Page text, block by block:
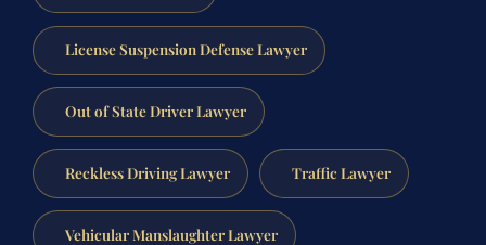
License Suspension Defense Lawyer
Out of State Driver Lawyer
Reckless Driving Lawyer Traffic Lawyer
Vehicular Manslaughter Lawyer